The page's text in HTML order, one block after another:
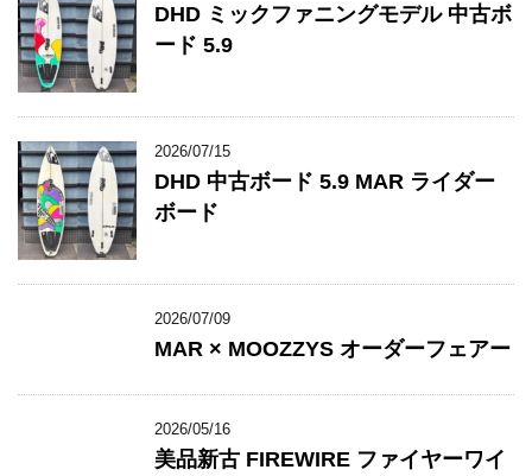
DHD ミックファニングモデル 中古ボ
ード 5.9
2026/07/15
DHD 中古ボード 5.9 MAR ライダー
ボード
2026/07/09
MAR × MOOZZYS オーダーフェアー
2026/05/16
美品新古 FIREWIRE ファイヤーワイ